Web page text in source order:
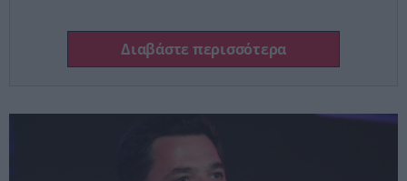
Διαβάστε περισσότερα